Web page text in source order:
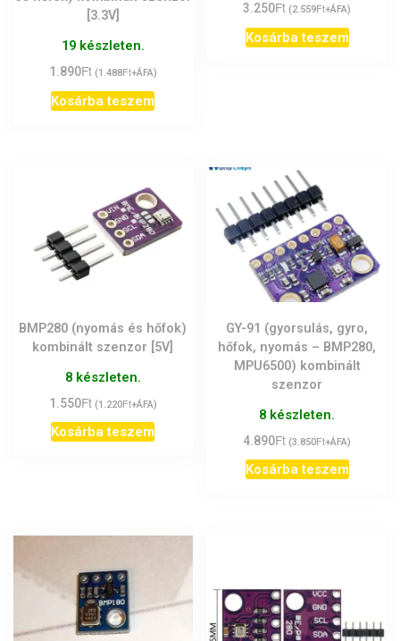
[3.3V]
19 készleten.
1.890Ft (1.488Ft+ÁFA)
Kosárba teszem
3.250Ft (2.559Ft+ÁFA)
Kosárba teszem
BMP280 (nyomás és hőfok)
kombinált szenzor [5V]
8 készleten.
1.550Ft (1.220Ft+ÁFA)
Kosárba teszem
GY-91 (gyorsulás, gyro,
hőfok, nyomás – BMP280,
MPU6500) kombinált
szenzor
8 készleten.
4.890Ft (3.850Ft+ÁFA)
Kosárba teszem